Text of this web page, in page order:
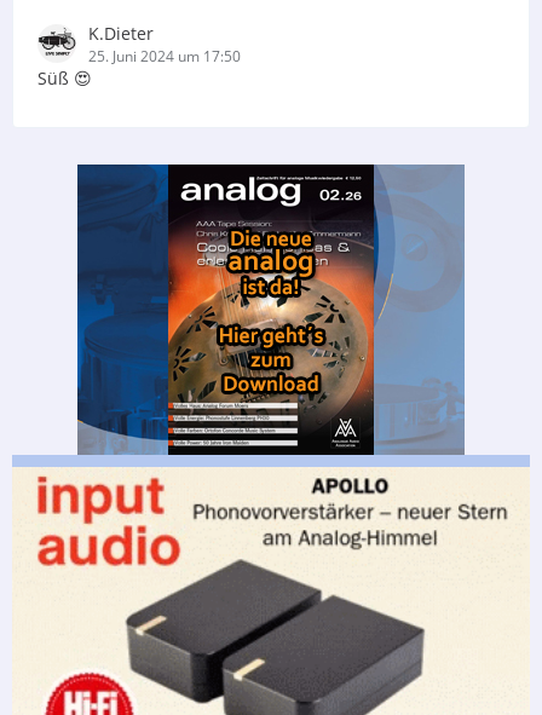
K.Dieter
25. Juni 2024 um 17:50
Süß 😍